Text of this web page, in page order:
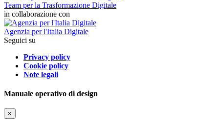
Team per la Trasformazione Digitale
in collaborazione con
Agenzia per l'Italia Digitale
Seguici su
Privacy policy
Cookie policy
Note legali
Manuale operativo di design
×